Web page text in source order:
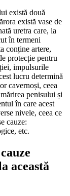
există două
există vase de
uretra care, la
în termeni
conține artere,
protecție pentru
impulsurile
lucru determină
cavernoși, ceea
penisului și
în care acest
nivele, ceea ce
cauze:
etc.
această